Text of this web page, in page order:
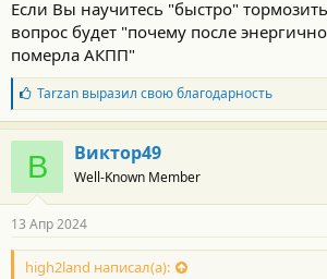
Если Вы научитесь "быстро"
вопрос будет "почему после
померла АКПП"
Б
л
а
г
о
д
а
н
о
с
Tarzanвыразил свою благодарность
В Виктор49
Well-Known Member
13 Апр 2024
high2land написал(а):